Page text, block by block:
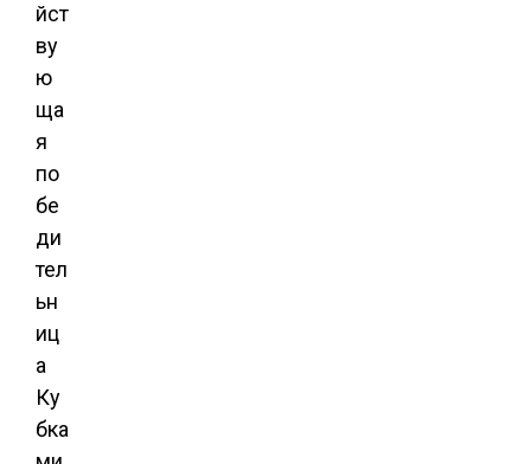
йст
ву
ю
ща
я
по
бе
ди
тел
ьн
иц
а
Ку
бка